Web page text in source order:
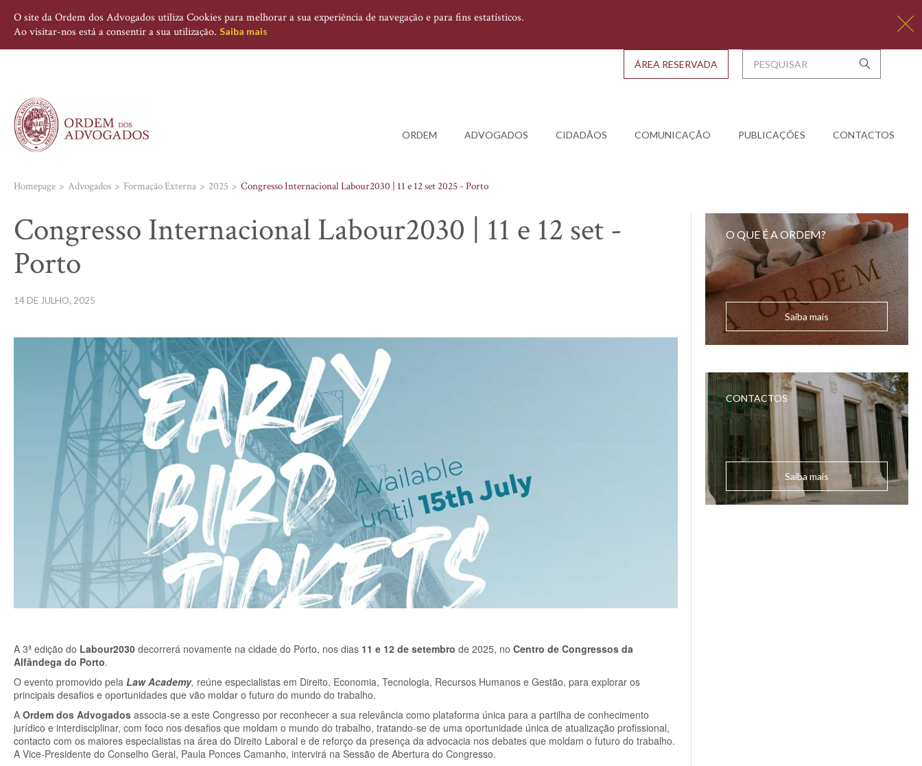
O site da Ordem dos Advogados utiliza Cookies para melhorar a sua experiência de navegação e para fins estatísticos.
Ao visitar-nos está a consentir a sua utilização. Saiba mais
ORDEM ADVOGADOS CIDADÃOS COMUNICAÇÃO PUBLICAÇÕES CONTACTOS
ÁREA RESERVADA
Homepage Advogados Formação Externa 2025 Congresso Internacional Labour2030 | 11 e 12 set 2025 - Porto
Congresso Internacional Labour2030 | 11 e 12 set -
Porto
14 DE JULHO, 2025
A 3ª edição do Labour2030 decorrerá novamente na cidade do Porto, nos dias 11 e 12 de setembro de 2025, no Centro de Congressos da
Alfândega do Porto.
O evento promovido pela Law Academy, reúne especialistas em Direito, Economia, Tecnologia, Recursos Humanos e Gestão, para explorar os
principais desafios e oportunidades que vão moldar o futuro do mundo do trabalho.
A Ordem dos Advogados associa-se a este Congresso por reconhecer a sua relevância como plataforma única para a partilha de conhecimento
jurídico e interdisciplinar, com foco nos desafios que moldam o mundo do trabalho, tratando-se de uma oportunidade única de atualização profissional,
contacto com os maiores especialistas na área do Direito Laboral e de reforço da presença da advocacia nos debates que moldam o futuro do trabalho.
A Vice-Presidente do Conselho Geral, Paula Ponces Camanho, intervirá na Sessão de Abertura do Congresso.
O QUE É A ORDEM?
Saiba mais
CONTACTOS
Saiba mais